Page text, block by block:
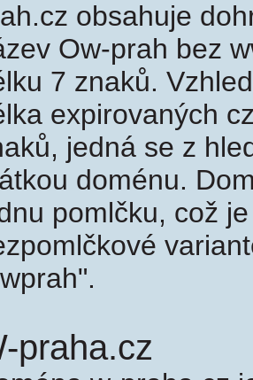
obsahuje
Ow-prah bez
7 znaků.
expirovaných
jedná se z
doménu.
pomlčku, což
praha.cz